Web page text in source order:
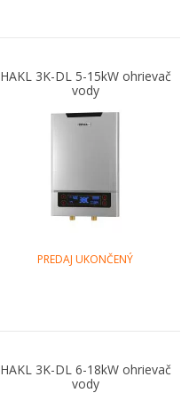
HAKL 3K-DL 5-15kW ohrievač
vody
PREDAJ UKONČENÝ
HAKL 3K-DL 6-18kW ohrievač
vody